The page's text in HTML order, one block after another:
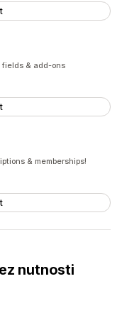
fields & add-ons
& memberships!
nutnosti